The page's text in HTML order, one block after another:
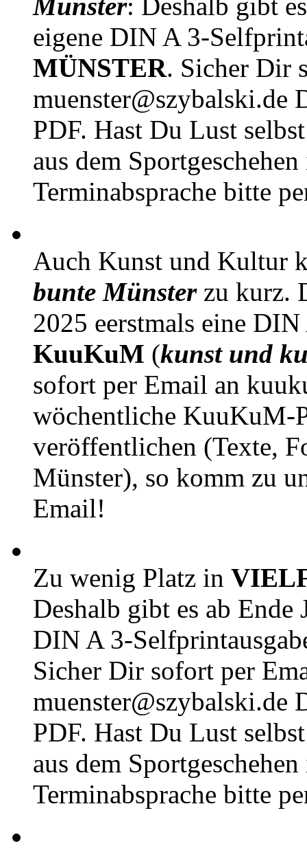
eigene DIN A 3-
MÜNSTER. Sicher Dir
muenster@szybalski.de
PDF. Hast Du Lust
aus dem
Terminabsprache bitte
Auch Kunst und Kultur
bunte Münsterzu kurz.
2025 eerstmals eine
KuuKuM (kunst und
sofort per Email an
wöchentliche KuuKuM-
veröffentlichen (Texte,
Münster), so komm zu
Email!
Zu wenig Platz in
Deshalb gibt es ab Ende
DIN A 3-
Sicher Dir sofort per
muenster@szybalski.de
PDF. Hast Du Lust
aus dem
Terminabsprache bitte